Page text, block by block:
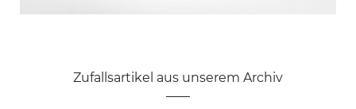
Zufallsartikel aus unserem Archiv